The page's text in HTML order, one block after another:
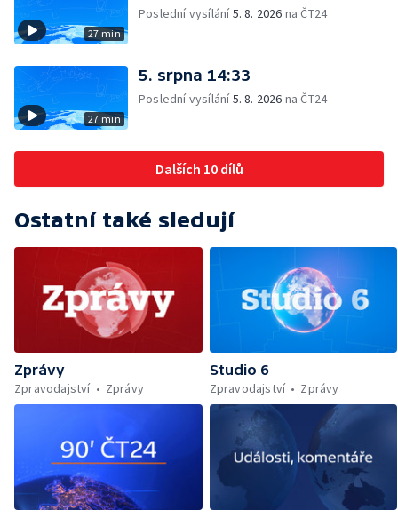
27 min
Poslední vysílání5. 8. 2026 na ČT24
27 min
5. srpna 14:33
Poslední vysílání5. 8. 2026 na ČT24
Dalších 10 dílů
Ostatní také sledují
Zprávy
Zpravodajství
Zprávy
Studio 6
Zpravodajství
Zprávy